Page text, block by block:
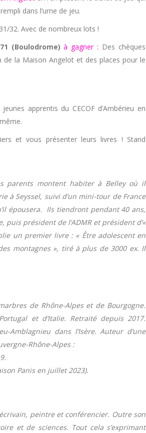
dans l’urne de jeu.
32. Avec de nombreux lots !
(Boulodrome) à gagner : Des chèques
la Maison Angelot et des places pour le
jeunes apprentis du CECOF d’Ambérieu en
et vous présenter leurs livres ! Stand
parents montent habiter à Belley où il
à Seyssel, suivi d’un mini-tour de France
épousera. Ils tiendront pendant 40 ans,
président de l’ADMR et président d’«
un premier livre : « Être adolescent en
montagnes », tiré à plus de 3000 ex. Il
de Rhône-Alpes et de Bourgogne.
et d’Italie. Retraité depuis 2017.
dans l’Isère. Auteur d’une
Rhône-Alpes :
Panis en juillet 2023).
peintre et conférencier. Outre son
et de sciences. Tout cela s’exprimant